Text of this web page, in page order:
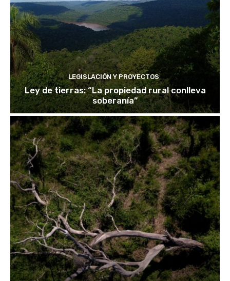
LEGISLACIÓN Y PROYECTOS
Ley de tierras: “La propiedad rural conlleva
soberanía”